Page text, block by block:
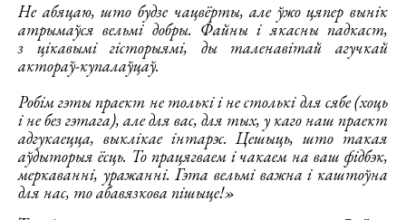
Не абяцаю, што будзе чацвёрты, але ўжо цяпер вынік
атрымаўся вельмі добры. Файны і якасны падкаст,
з цікавымі гісторыямі, ды таленавітай агучкай
актораў-купалаўцаў.
Робім гэты праект не толькі і не столькі для сябе (хоць
і не без гэтага), але для вас, для тых, у каго наш праект
адгукаецца, выклікае інтарэс. Цешыць, што такая
аўдыторыя ёсць. То працягваем і чакаем на ваш фідбэк,
меркаванні, уражанні. Гэта вельмі важна і каштоўна
для нас, то абавязкова пішыце!»